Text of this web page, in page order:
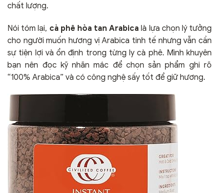
chất lượng.
Nói tóm lại, cà phê hòa tan Arabica là lựa chọn lý tưởng
cho người muốn hương vị Arabica tinh tế nhưng vẫn cần
sự tiện lợi và ổn định trong từng ly cà phê. Mình khuyên
bạn nên đọc kỹ nhãn mác để chọn sản phẩm ghi rõ
“100% Arabica” và có công nghệ sấy tốt để giữ hương.